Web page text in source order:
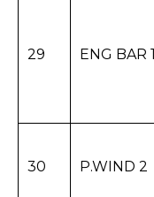
29 ENG BAR 1
30 P.WIND 2